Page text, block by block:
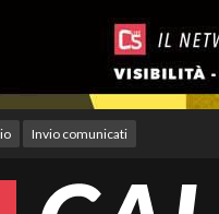
Invio comunicati